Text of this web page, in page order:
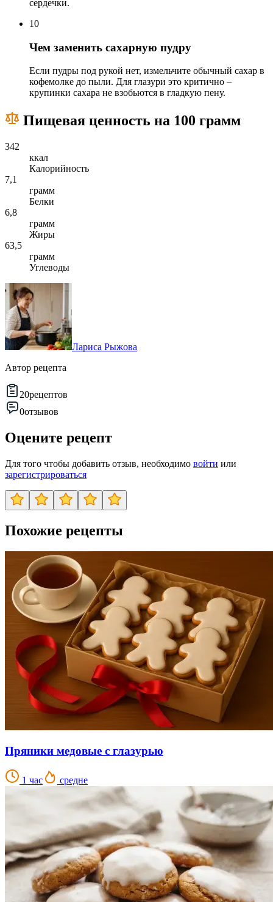
сердечки.
10
Чем заменить сахарную пудру
Если пудры под рукой нет, измельчите обычный сахар в
кофемолке до пыли. Для глазури это критично –
крупинки сахара не взобьются в гладкую пену.
Пищевая ценность на 100 грамм
342
ккал
Калорийность
7,1
грамм
Белки
6,8
грамм
Жиры
63,5
грамм
Углеводы
Лариса Рыжова
Автор рецепта
20рецептов
0отзывов
Оцените рецепт
Для того чтобы добавить отзыв, необходимо войти или
зарегистрироваться
Похожие рецепты
Пряники медовые с глазурью
1 час средне